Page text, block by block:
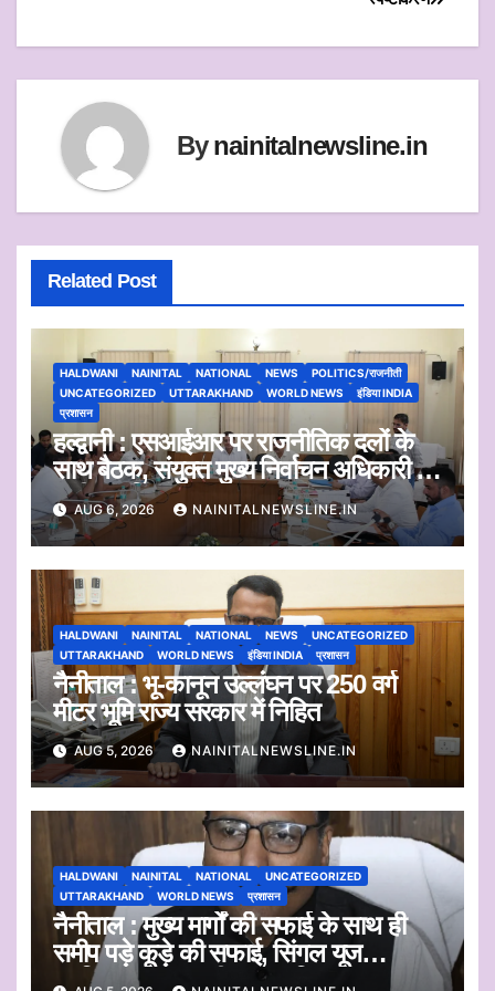
p
k
Bynainitalnewsline.in
Related Post
HALDWANI NAINITAL NATIONAL NEWS
POLITICS/राजनीती
UNCATEGORIZED
UTTARAKHAND WORLD NEWS
इंडिया INDIA
प्रशासन
हल्द्वानी : एसआईआर पर राजनीतिक दलों के
साथ बैठक, संयुक्त मुख्य निर्वाचन अधिकारी ने
सुनी आपत्तियां
AUG 6, 2026 NAINITALNEWSLINE.IN
HALDWANI NAINITAL NATIONAL NEWS
UNCATEGORIZED
UTTARAKHAND
WORLD NEWS इंडिया INDIA प्रशासन
नैनीताल : भू-कानून उल्लंघन पर 250 वर्ग
मीटर भूमि राज्य सरकार में निहित
AUG 5, 2026 NAINITALNEWSLINE.IN
HALDWANI NAINITAL NATIONAL
UNCATEGORIZED
UTTARAKHAND
WORLD NEWS प्रशासन
नैनीताल : मुख्य मार्गों की सफाई के साथ ही
समीप पड़े कूड़े की सफाई, सिंगल यूज
प्लास्टिक का एकत्रीकरण व किया जाएगा